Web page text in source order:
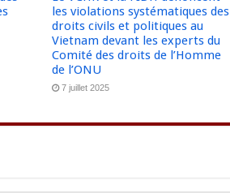
les violations systématiques des
droits civils et politiques au
Vietnam devant les experts du
Comité des droits de l’Homme
de l’ONU
7 juillet 2025